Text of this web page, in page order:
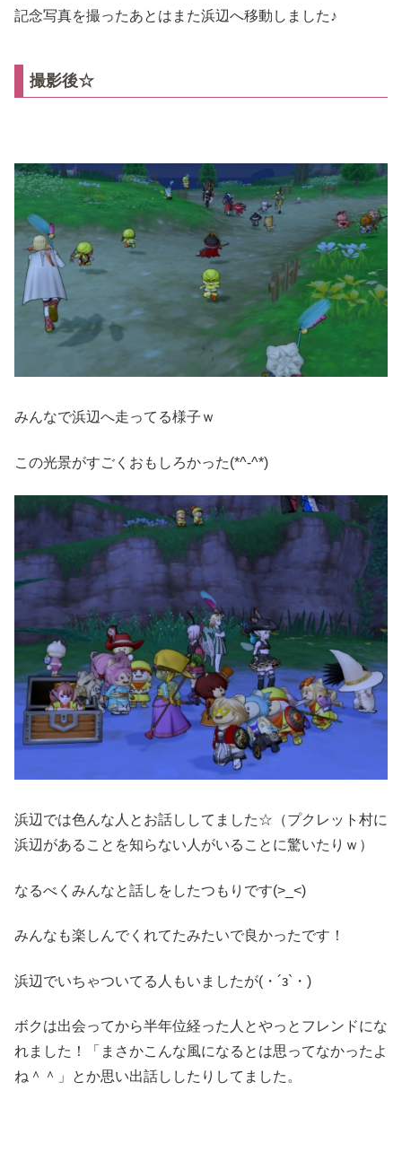
記念写真を撮ったあとはまた浜辺へ移動しました♪
撮影後☆
みんなで浜辺へ走ってる様子ｗ
この光景がすごくおもしろかった(*^-^*)
浜辺では色んな人とお話ししてました☆（プクレット村に
浜辺があることを知らない人がいることに驚いたりｗ）
なるべくみんなと話しをしたつもりです(>_<)
みんなも楽しんでくれてたみたいで良かったです！
浜辺でいちゃついてる人もいましたが(・´з`・)
ボクは出会ってから半年位経った人とやっとフレンドにな
れました！「まさかこんな風になるとは思ってなかったよ
ね＾＾」とか思い出話ししたりしてました。